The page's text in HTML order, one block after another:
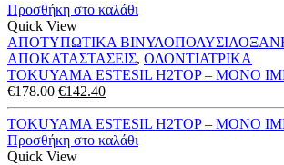
€142.40.
Προσθήκη στο καλάθι
Quick View
ΑΠΟΤΥΠΩΤΙΚΑ
ΑΠΟΚΑΤΑΣΤΑΣΕΙΣ, ΟΔΟΝΤΙΑΤΡΙΚΑ
TOKUYAMA ESTESIL H2TOP – MONO
€178.00 Original
price
was:
€178.00.
€142.40Η
τρέχουσα
τιμή
είναι:
TOKUYAMA ESTESIL H2TOP – MONO
Προσθήκη στο καλάθι
Quick View